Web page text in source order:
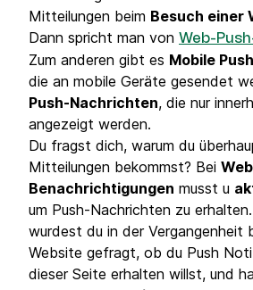
Mitteilungen beim Besuch einer
Dann spricht man von Web-
Zum anderen gibt es Mobile
die an mobile Geräte gesendet
Push-Nachrichten, die nur
angezeigt werden.
Du fragst dich, warum du
Mitteilungen bekommst? Bei
Benachrichtigungen musst u
um Push-Nachrichten zu
wurdest du in der Vergangenheit
Website gefragt, ob du Push
dieser Seite erhalten willst, und